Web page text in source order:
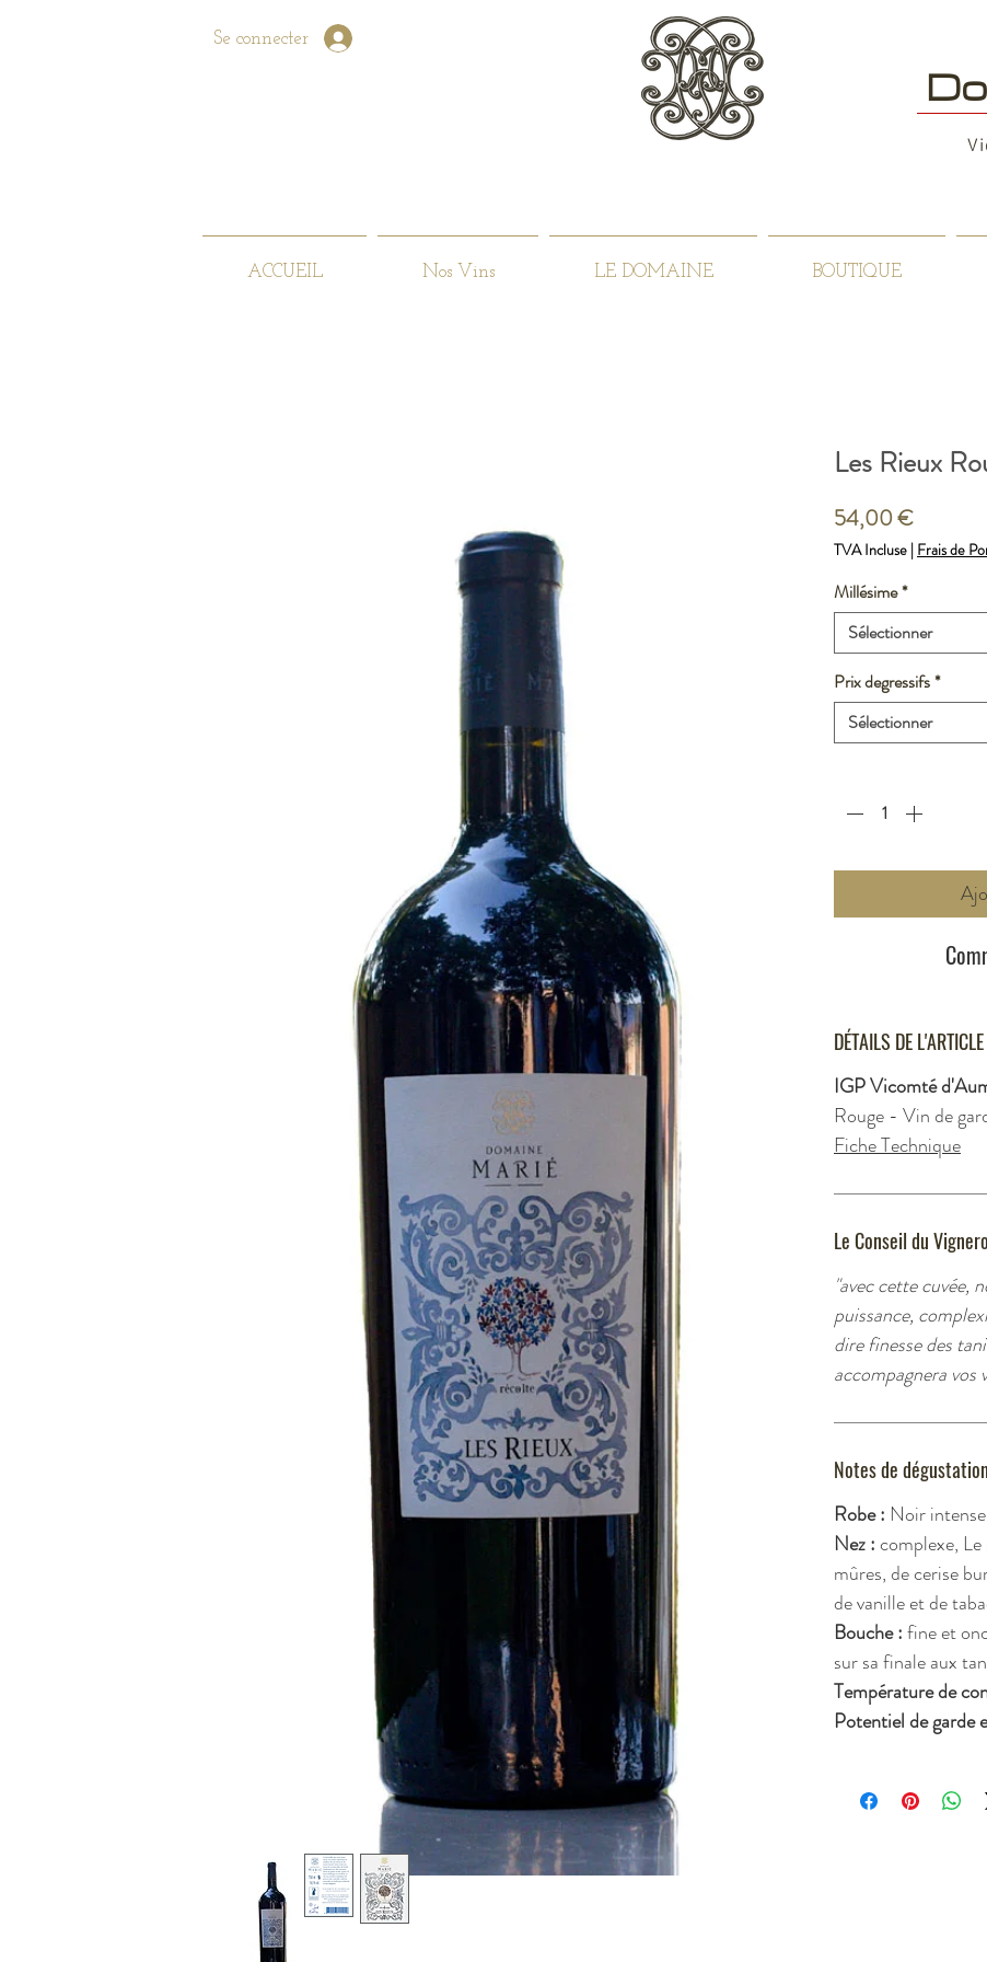
Se connecter
ACCUEIL Nos Vins LE DOMAINE BOUTIQUE
Les Rieux
54,00 €Prix
TVA Incluse | Frais de
Millésime*
Sélectionner
Prix degressifs*
Sélectionner
DÉTAILS DE L'ARTICLE
IGP Vicomté
Rouge - Vin de
Fiche Technique
Le Conseil du
"avec cette cuvée,
puissance,
dire finesse des
accompagnera vos
Notes de dégustation
Robe: Noirintense
Nez:complexe, Le
mûres,decerise
devanilleetde
Bouche:fineet
sursafinaleaux
Températurede
Potentieldegarde